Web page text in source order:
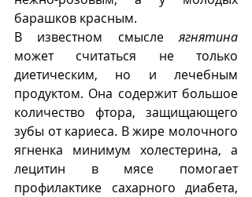
барашков красным.
В известном смысле ягнятина
может считаться не только
диетическим, но и лечебным
продуктом. Она содержит большое
количество фтора, защищающего
зубы от кариеса. В жире молочного
ягненка минимум холестерина, а
лецитин в мясе помогает
профилактике сахарного диабета,